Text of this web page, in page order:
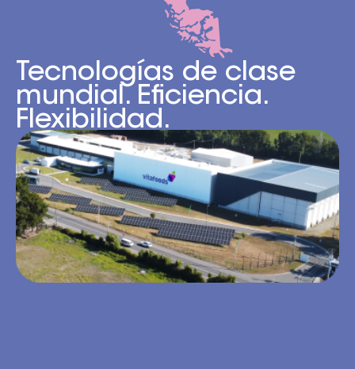
Tecnologías de clase
mundial. Eficiencia.
Flexibilidad.